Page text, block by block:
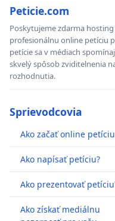
Peticie.com
Poskytujeme zdarma
profesionálnu online petíciu
petície sa v médiach
skvelý spôsob zviditelnenia
rozhodnutia.
Sprievodcovia
Ako začať online petíciu
Ako napísať petíciu?
Ako prezentovať
Ako získať mediálnu